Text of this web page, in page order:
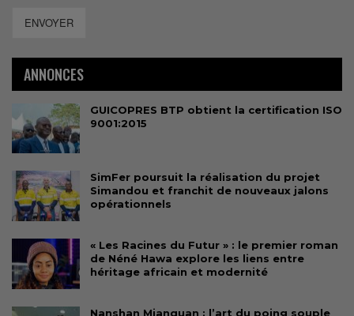
ENVOYER
ANNONCES
GUICOPRES BTP obtient la certification ISO
9001:2015
SimFer poursuit la réalisation du projet
Simandou et franchit de nouveaux jalons
opérationnels
« Les Racines du Futur » : le premier roman
de Néné Hawa explore les liens entre
héritage africain et modernité
Nanshan Mianquan : l’art du poing souple